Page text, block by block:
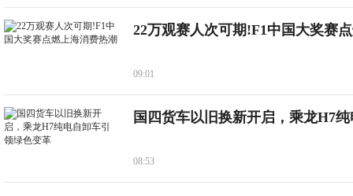
22万观赛人次可期!F1中国大奖赛
09:01
国四货车以旧换新开启，乘龙H7
08:53